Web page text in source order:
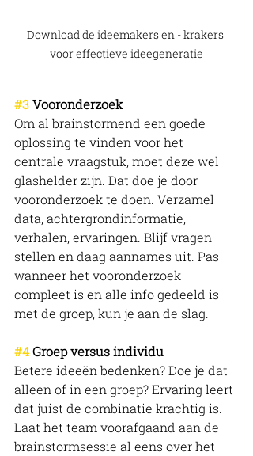
Download de ideemakers en - krakers
voor effectieve ideegeneratie
#3 Vooronderzoek
Om al brainstormend een goede
oplossing te vinden voor het
centrale vraagstuk, moet deze wel
glashelder zijn. Dat doe je door
vooronderzoek te doen. Verzamel
data, achtergrondinformatie,
verhalen, ervaringen. Blijf vragen
stellen en daag aannames uit. Pas
wanneer het vooronderzoek
compleet is en alle info gedeeld is
met de groep, kun je aan de slag.
#4 Groep versus individu
Betere ideeën bedenken? Doe je dat
alleen of in een groep? Ervaring leert
dat juist de combinatie krachtig is.
Laat het team voorafgaand aan de
brainstormsessie al eens over het